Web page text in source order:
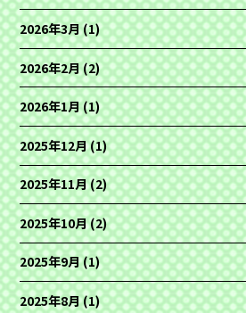
2026年3月(1)
2026年2月(2)
2026年1月(1)
2025年12月(1)
2025年11月(2)
2025年10月(2)
2025年9月(1)
2025年8月(1)